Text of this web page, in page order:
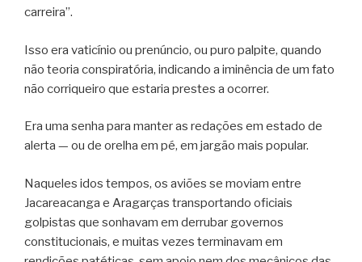
carreira”.
Isso era vaticínio ou prenúncio, ou puro palpite, quando
não teoria conspiratória, indicando a iminência de um fato
não corriqueiro que estaria prestes a ocorrer.
Era uma senha para manter as redações em estado de
alerta — ou de orelha em pé, em jargão mais popular.
Naqueles idos tempos, os aviões se moviam entre
Jacareacanga e Aragarças transportando oficiais
golpistas que sonhavam em derrubar governos
constitucionais, e muitas vezes terminavam em